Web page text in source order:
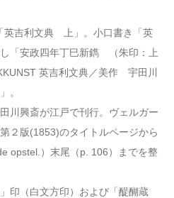
英吉利文典 上」。小口書き「英
「安政四年丁巳新鐫 （朱印：上
英吉利文典／美作 宇田川
。
川興斎が江戸で刊行。ヴェルガー
２版(1853)のタイトルページから
opstel.）末尾（p. 106）までを整
印（白文方印）および「醍醐蔵